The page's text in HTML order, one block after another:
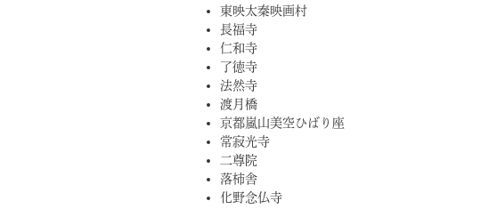
東映太秦映画村
長福寺
仁和寺
了徳寺
法然寺
渡月橋
京都嵐山美空ひばり座
常寂光寺
二尊院
落柿舎
化野念仏寺